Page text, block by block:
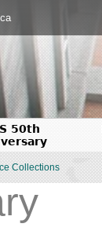
50th
Collections